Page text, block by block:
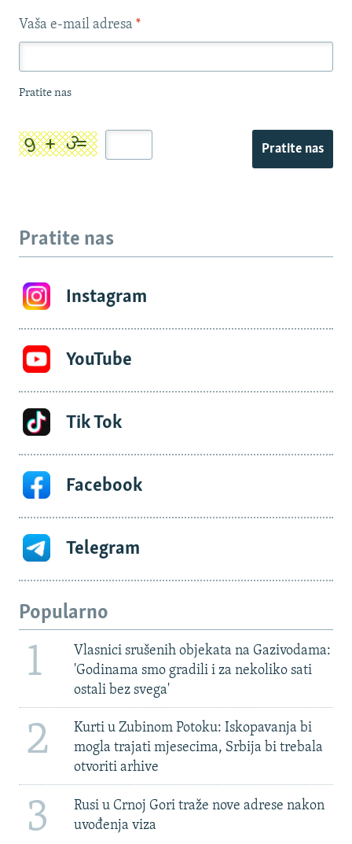
Vaša e-mail adresa *
Pratite nas
Pratite nas
Pratite nas
Instagram
YouTube
Tik Tok
Facebook
Telegram
Popularno
1
Vlasnici srušenih objekata na Gazivodama:
'Godinama smo gradili i za nekoliko sati
ostali bez svega'
2
Kurti u Zubinom Potoku: Iskopavanja bi
mogla trajati mjesecima, Srbija bi trebala
otvoriti arhive
3
Rusi u Crnoj Gori traže nove adrese nakon
uvođenja viza